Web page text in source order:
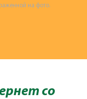
на фото.
со